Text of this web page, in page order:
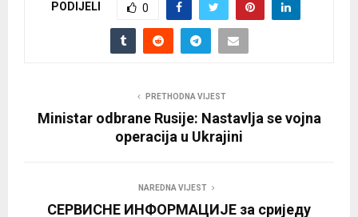
PODIJELI 0
PRETHODNA VIJEST
Ministar odbrane Rusije: Nastavlja se vojna
operacija u Ukrajini
NAREDNA VIJEST
СЕРВИСНЕ ИНФОРМАЦИЈЕ за сриједу